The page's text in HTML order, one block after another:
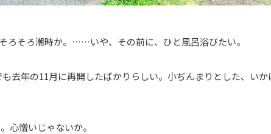
ろそろ潮時か。……いや、その前に、ひと風呂浴びたい。
去年の11月に再開したばかりらしい。小ぢんまりとした、いか
心憎いじゃないか。